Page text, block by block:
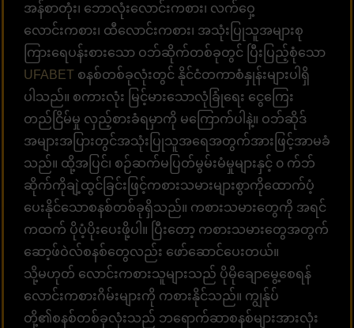
အန်စာတုံး၊ ဘောလုံးလောင်းကစား၊ လက်ဝှေ့
လောင်းကစား၊ ထီလောင်းကစား၊ အသုံးပြုသူအများစု
ကြားရေပန်းစားသော ဝဘ်ဆိုက်တစ်ခုတွင် ပြီးပြည့်စုံသော
UFABET စနစ်တစ်ခုလုံးတွင် နိုင်ငံတကာစံနှုန်းများပါရှိ
ပါသည်။ စကားလုံး မြင့်မားသောလုံခြုံရေး ငွေကြေး
တည်ငြိမ်မှု လှည့်စားခံရမှာကို မကြောက်ပါနဲ့။ ဝဘ်ဆိုဒ်
အများအပြားတွင်အသုံးပြုသူအရေအတွက်အားဖြင့်အာမခံ
သည်။ ထို့အပြင်၊ စဉ်ဆက်မပြတ်မွမ်းမံမှုများနှင့် ၀ က်ဘ်
ဆိုက်ကိုချဲ့ထွင်ခြင်းဖြင့်ကစားသမားများစွာကိုထောက်ပံ့
ပေးနိုင်သောစနစ်တစ်ခုရှိသည်။ ကစားသမားတွေကို အရင်
ကထက် ပိုပံ့ပိုးပေးဖို့ပါ။ ပြီးတော့ ကစားသမားတွေအတွက်
ဆော့ဖ်ဝဲလ်စနစ်တွေလည်း ဖော်ဆောင်ပေးတယ်။
သို့မဟုတ် လောင်းကစားသူများသည် ပိုမိုချောမွေ့စေရန်
လောင်းကစားဂိမ်းများကို ကစားနိုင်သည်။ ကျွန်ုပ်
တို့၏စနစ်တစ်ခုလုံးသည် ဘရောက်ဆာစနစ်များအားလုံး